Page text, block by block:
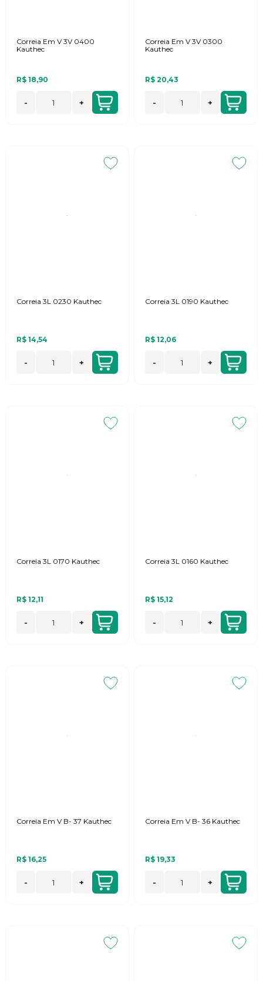
Correia Em V 3V 0400
Kauthec
R$ 18,90
- +
Correia Em V 3V 0300
Kauthec
R$ 20,43
- +
Correia 3L 0230 Kauthec
R$ 14,54
- +
Correia 3L 0190 Kauthec
R$ 12,06
- +
Correia 3L 0170 Kauthec
R$ 12,11
- +
Correia 3L 0160 Kauthec
R$ 15,12
- +
Correia Em V B- 37 Kauthec
R$ 16,25
- +
Correia Em V B- 36 Kauthec
R$ 19,33
- +